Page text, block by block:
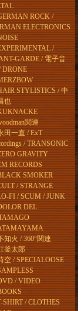
ROCK /
ELECTRONICS
/
GARDE / 電子音
DRONE
STYLISTICS / 中
也
関連
田一直 / ExT
/ TRANSONIC
GRAVITY
RECORDS
SMOKER
/ STRANGE
FI / SCUM / JUNK
DEL
知火 / 360°関連
釜太郎
空 / SPECIALOOSE
/ VIDEO
SHIRT / CLOTHES